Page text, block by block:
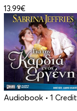
13.99€
Audiobook • 1 Credit